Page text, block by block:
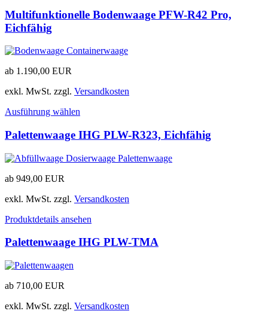
Multifunktionelle Bodenwaage PFW-R42 Pro,
Eichfähig
ab 1.190,00 EUR
exkl. MwSt. zzgl. Versandkosten
Ausführung wählen
Palettenwaage IHG PLW-R323, Eichfähig
ab 949,00 EUR
exkl. MwSt. zzgl. Versandkosten
Produktdetails ansehen
Palettenwaage IHG PLW-TMA
ab 710,00 EUR
exkl. MwSt. zzgl. Versandkosten